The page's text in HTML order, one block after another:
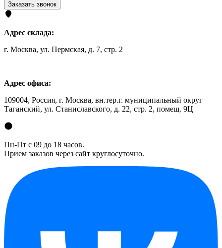
Заказать звонок
Адрес склада:
г. Москва, ул. Пермская, д. 7, стр. 2
Адрес офиса:
109004, Россия, г. Москва, вн.тер.г. муниципальный округ
Таганский, ул. Станиславского, д. 22, стр. 2, помещ. 9Ц
Пн-Пт с 09 до 18 часов.
Прием заказов через сайт круглосуточно.